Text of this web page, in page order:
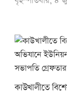
কাউখালীতে